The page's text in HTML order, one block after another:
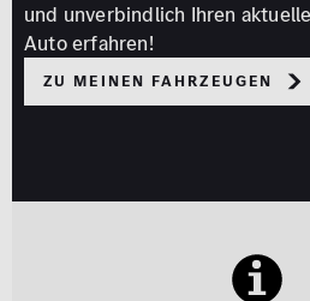
und unverbindlich Ihren
Auto erfahren!
Zu meinen Fahrzeugen